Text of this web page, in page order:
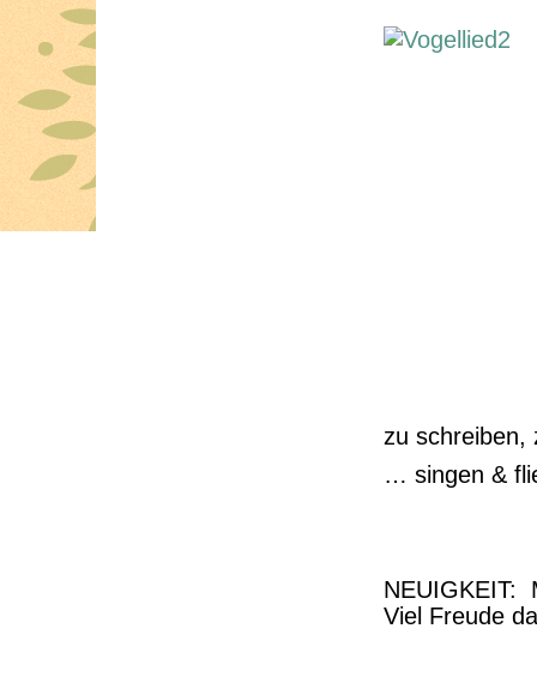
zu schreiben,
… singen &
NEUIGKEIT:
Viel Freude